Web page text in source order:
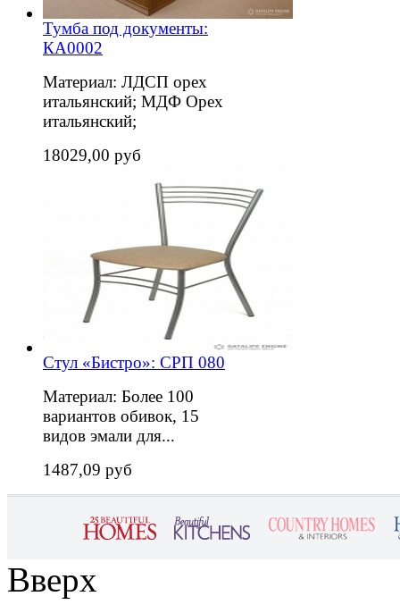
Тумба под документы:
КА0002
Материал: ЛДСП орех
итальянский; МДФ Орех
итальянский;
18029,00 руб
Стул «Бистро»: СРП 080
Материал: Более 100
вариантов обивок, 15
видов эмали для...
1487,09 руб
Вверх